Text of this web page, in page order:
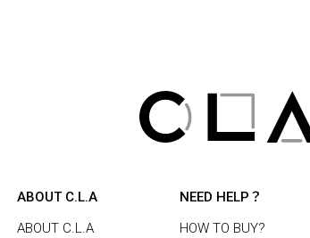
ABOUT C.L.A
ABOUT C.L.A
NEED HELP？
HOW TO BUY?